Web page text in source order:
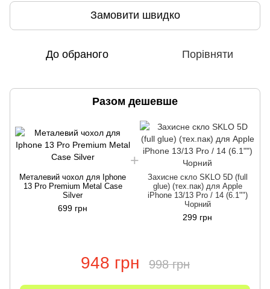
Замовити швидко
До обраного Порівняти
Разом дешевше
Металевий чохол для Iphone
13 Pro Premium Metal Case
Silver
699 грн
Захисне скло SKLO 5D (full
glue) (тех.пак) для Apple
iPhone 13/13 Pro / 14 (6.1"")
Чорний
299 грн
948 грн 998 грн